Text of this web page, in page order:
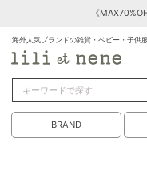
《
海外人気ブランドの雑貨・ベビー・子供
BRAND